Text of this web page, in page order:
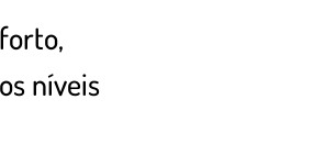
níveis